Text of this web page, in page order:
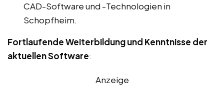
CAD-Software und -Technologien in
Schopfheim.
Fortlaufende Weiterbildung und Kenntnisse der
aktuellen Software:
Anzeige